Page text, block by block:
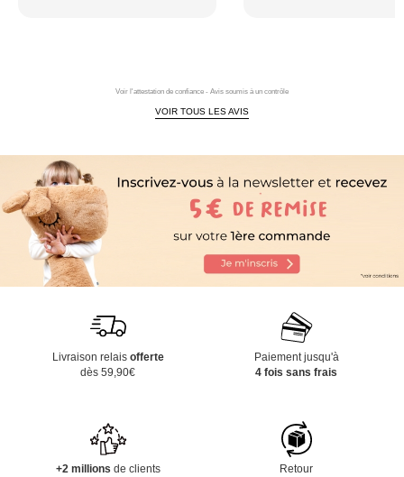
Voir l'attestation de confiance - Avis soumis à un contrôle
VOIR TOUS LES AVIS
Livraison relais offerte
dès 59,90€
Paiement jusqu'à
4 fois sans frais
+2 millions de clients
Retour